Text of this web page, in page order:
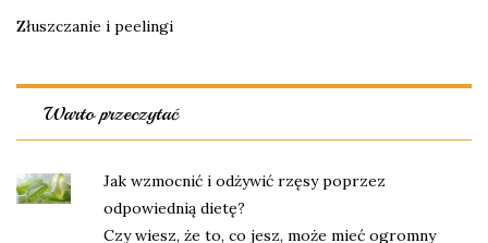
Złuszczanie i peelingi
Warto przeczytać
Jak wzmocnić i odżywić rzęsy poprzez
odpowiednią dietę?
Czy wiesz, że to, co jesz, może mieć ogromny